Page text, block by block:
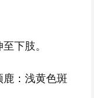
下肢。
：浅黄色斑